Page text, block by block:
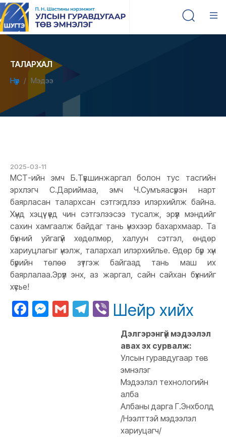
ТАЛАРХАЛ
Нүүр Мэдээ
2025-03-11
МСТ-ийн эмч Б.Түвшинжаргал болон тус тасгийн
эрхлэгч С.Дариймаа, эмч Ч.Сумъяасүрэн нарт
баярласан талархсан сэтгэгдлээ илэрхийлж байна.
Хүнд хэцүү үед чин сэтгэлээсээ тусалж, эрүүл мэндийг
сахин хамгаалж байдаг тань үнэхээр бахархмаар. Та
бүхний уйгагүй хөдөлмөр, халуун сэтгэл, өндөр
хариуцлагыг үнэлж, талархал илэрхийлье. Өдөр бүр хүн
бүрийн төлөө зүтгэж байгаад тань маш их
баярлалаа.Эрүүл энх, аз жаргал, сайн сайхан бүхнийг
хүсье!
Facebook
Messenger
GmailTelegram
Viber
Шейр хийх
Дэлгэрэнгүй мэдээлэл
авах эх сурвалж:
Улсын гуравдугаар төв
эмнэлэг
Мэдээлэл технологийн
алба
Албаны дарга Г.Энхболд
/Нээлттэй мэдээлэл
хариуцагч/